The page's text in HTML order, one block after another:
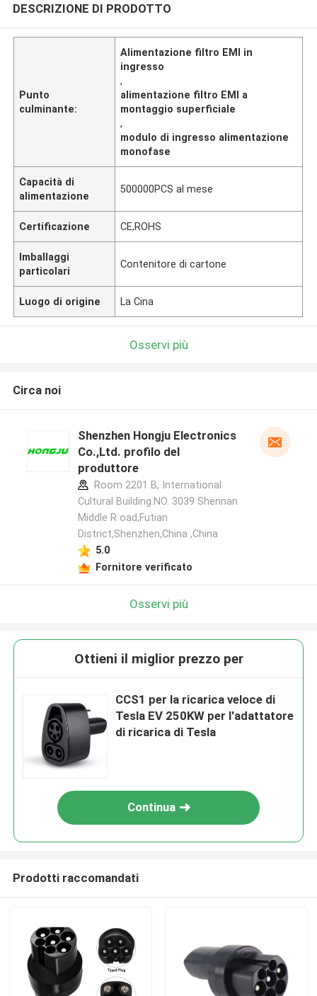
DESCRIZIONE DI PRODOTTO
Punto
culminante:
Alimentazione filtro EMI in
ingresso
,
alimentazione filtro EMI a
montaggio superficiale
,
modulo di ingresso alimentazione
monofase
Capacità di
alimentazione
500000PCS al mese
Certificazione CE,ROHS
Imballaggi
particolari
Contenitore di cartone
Luogo di origine La Cina
Osservi più
Circa noi
Shenzhen Hongju Electronics
Co.,Ltd. profilo del
produttore
Room 2201 B, International
Cultural Building.NO. 3039 Shennan
Middle R oad,Futian
District,Shenzhen,China ,China
5.0
Fornitore verificato
Osservi più
Ottieni il miglior prezzo per
CCS1 per la ricarica veloce di
Tesla EV 250KW per l'adattatore
di ricarica di Tesla
Continua
Prodotti raccomandati